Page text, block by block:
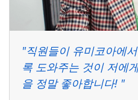
"직원들이 유미코아에
록 도와주는 것이 저에
을 정말 좋아합니다! "